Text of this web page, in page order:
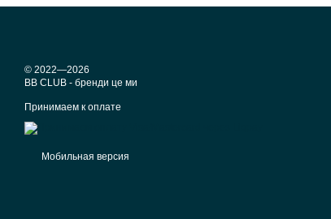
© 2022—2026
BB CLUB - бренди це ми
Принимаем к оплате
Мобильная версия